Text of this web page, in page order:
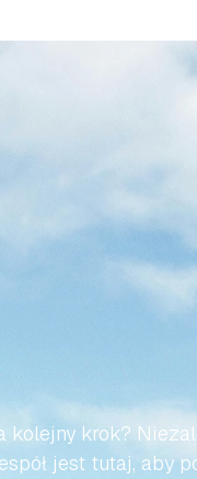
TWOJA
kolejny krok?
jest tutaj, aby